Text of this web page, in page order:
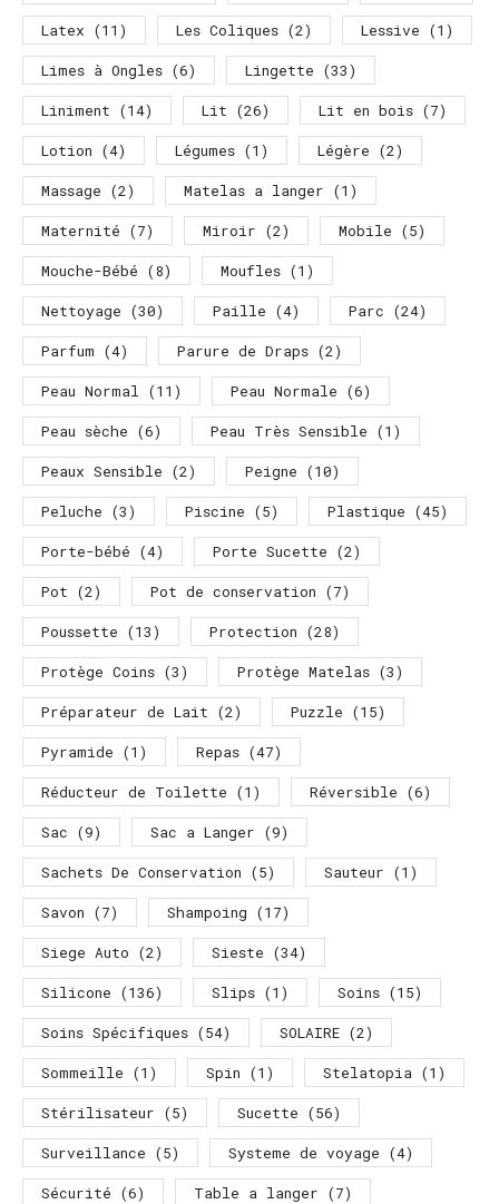
Latex (11) Les Coliques (2) Lessive (1)
Limes à Ongles (6) Lingette (33)
Liniment (14) Lit (26) Lit en bois (7)
Lotion (4) Légumes (1) Légère (2)
Massage (2) Matelas a langer (1)
Maternité (7) Miroir (2) Mobile (5)
Mouche-Bébé (8) Moufles (1)
Nettoyage (30) Paille (4) Parc (24)
Parfum (4) Parure de Draps (2)
Peau Normal (11) Peau Normale (6)
Peau sèche (6) Peau Très Sensible (1)
Peaux Sensible (2) Peigne (10)
Peluche (3) Piscine (5) Plastique (45)
Porte-bébé (4) Porte Sucette (2)
Pot (2) Pot de conservation (7)
Poussette (13) Protection (28)
Protège Coins (3) Protège Matelas (3)
Préparateur de Lait (2) Puzzle (15)
Pyramide (1) Repas (47)
Réducteur de Toilette (1) Réversible (6)
Sac (9) Sac a Langer (9)
Sachets De Conservation (5) Sauteur (1)
Savon (7) Shampoing (17)
Siege Auto (2) Sieste (34)
Silicone (136) Slips (1) Soins (15)
Soins Spécifiques (54) SOLAIRE (2)
Sommeille (1) Spin (1) Stelatopia (1)
Stérilisateur (5) Sucette (56)
Surveillance (5) Systeme de voyage (4)
Sécurité (6) Table a langer (7)